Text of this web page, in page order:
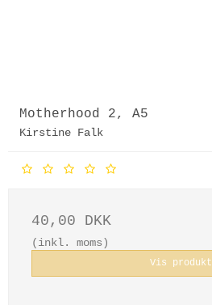
Motherhood 2, A5
Kirstine Falk
40,00 DKK
(inkl. moms)
Vis produkt